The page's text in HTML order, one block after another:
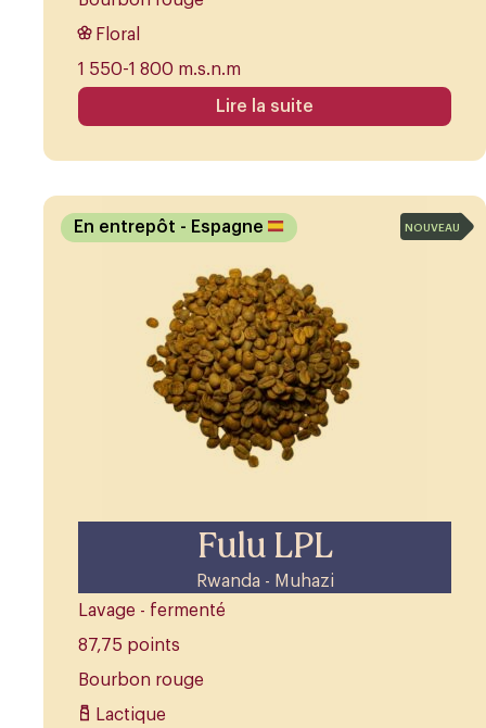
Floral
1 550-1 800 m.s.n.m
Lire la suite
Fulu LPL
Rwanda - Muhazi
En entrepôt - Espagne
Lavage - fermenté
87,75 points
Bourbon rouge
Lactique
NOUVEAU